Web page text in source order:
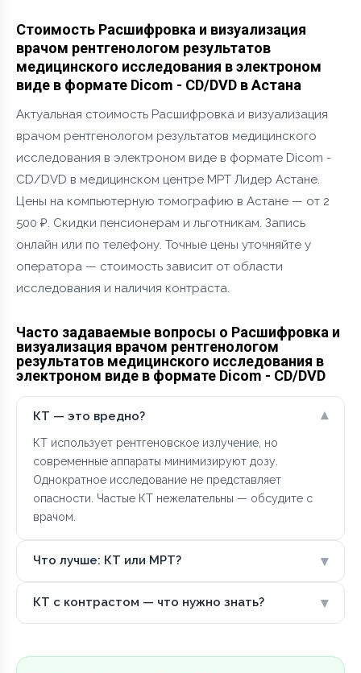
Стоимость Расшифровка и визуализация
врачом рентгенологом результатов
медицинского исследования в электроном
виде в формате Dicom - CD/DVD в Астана
Актуальная стоимость Расшифровка и визуализация
врачом рентгенологом результатов медицинского
исследования в электроном виде в формате Dicom -
CD/DVD в медицинском центре МРТ Лидер Астане.
Цены на компьютерную томографию в Астане — от 2
500 ₽. Скидки пенсионерам и льготникам. Запись
онлайн или по телефону. Точные цены уточняйте у
оператора — стоимость зависит от области
исследования и наличия контраста.
Часто задаваемые вопросы о Расшифровка и
визуализация врачом рентгенологом
результатов медицинского исследования в
электроном виде в формате Dicom - CD/DVD
КТ — это вредно? ▾
КТ использует рентгеновское излучение, но
современные аппараты минимизируют дозу.
Однократное исследование не представляет
опасности. Частые КТ нежелательны — обсудите с
врачом.
Что лучше: КТ или МРТ? ▾
КТ с контрастом — что нужно знать? ▾